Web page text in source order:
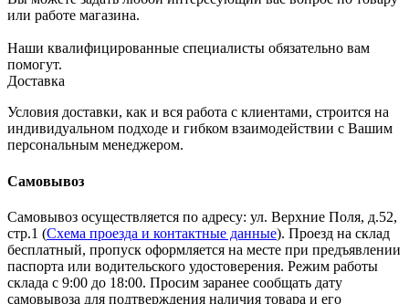
или работе магазина.
Наши квалифицированные специалисты обязательно вам
помогут.
Доставка
Условия доставки, как и вся работа с клиентами, строится на
индивидуальном подходе и гибком взаимодействии с Вашим
персональным менеджером.
Самовывоз
Самовывоз осуществляется по адресу: ул. Верхние Поля, д.52,
стр.1 (Схема проезда и контактные данные). Проезд на склад
бесплатный, пропуск оформляется на месте при предъявлении
паспорта или водительского удостоверения. Режим работы
склада с 9:00 до 18:00. Просим заранее сообщать дату
самовывоза для подтверждения наличия товара и его